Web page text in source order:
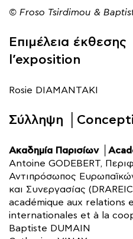
© Froso Tsirdimou &
Επιμέλεια
l’exposition
Rosie DIAMANTAKI
Σύλληψη
Ακαδημία Παρισίων
Antoine GODEBERT,
Αντιπρόσωπος
και Συνεργασίας
académique aux relations
internationales et à la
Baptiste DUMAIN